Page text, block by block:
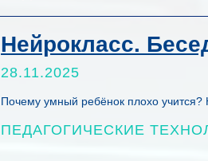
Нейрокласс.
28.11.2025
Почему умный ребёнок плохо учится?
ПЕДАГОГИЧЕСКИЕ